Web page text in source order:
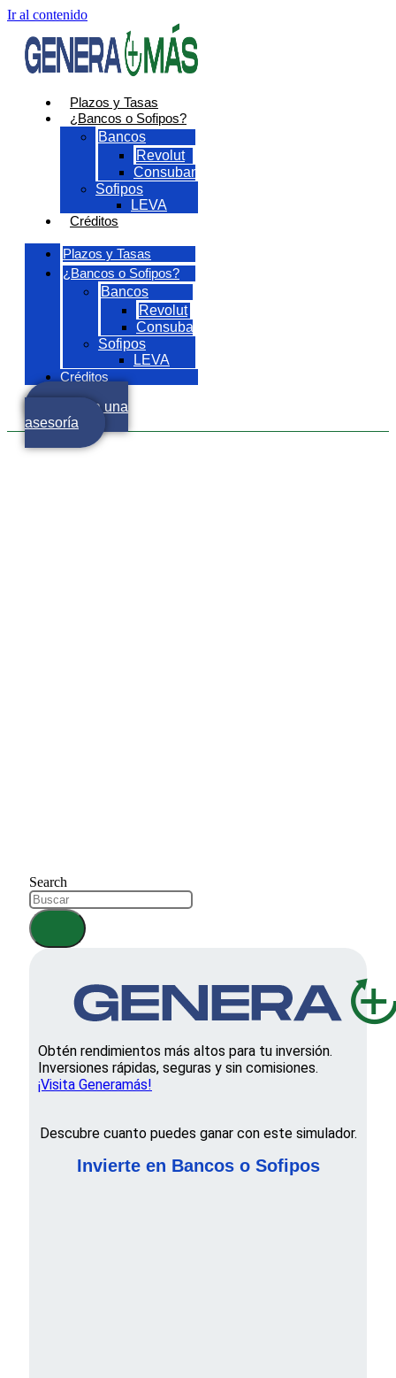
Ir al contenido
Plazos y Tasas
¿Bancos o Sofipos?
Bancos
Revolut
Consubanco
Sofipos
LEVA
Créditos
Plazos y Tasas
¿Bancos o Sofipos?
Bancos
Revolut
Consubanco
Sofipos
LEVA
Créditos
Agenda una
asesoría
Search
Obtén rendimientos más altos para tu inversión.
Inversiones rápidas, seguras y sin comisiones.
¡Visita Generamás!
Descubre cuanto puedes ganar con este simulador.
Invierte en Bancos o Sofipos